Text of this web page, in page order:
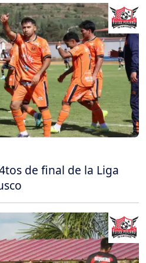
de final de la Liga